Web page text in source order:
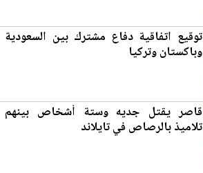
توقيع اتفاقية دفاع مشترك بين السعودية
وباكستان وتركيا
قاصر يقتل جديه وستة أشخاص بينهم
تلاميذ بالرصاص في تايلاند